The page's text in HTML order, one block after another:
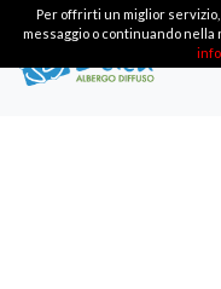
Per offrirti un miglior
messaggio o continuando nella